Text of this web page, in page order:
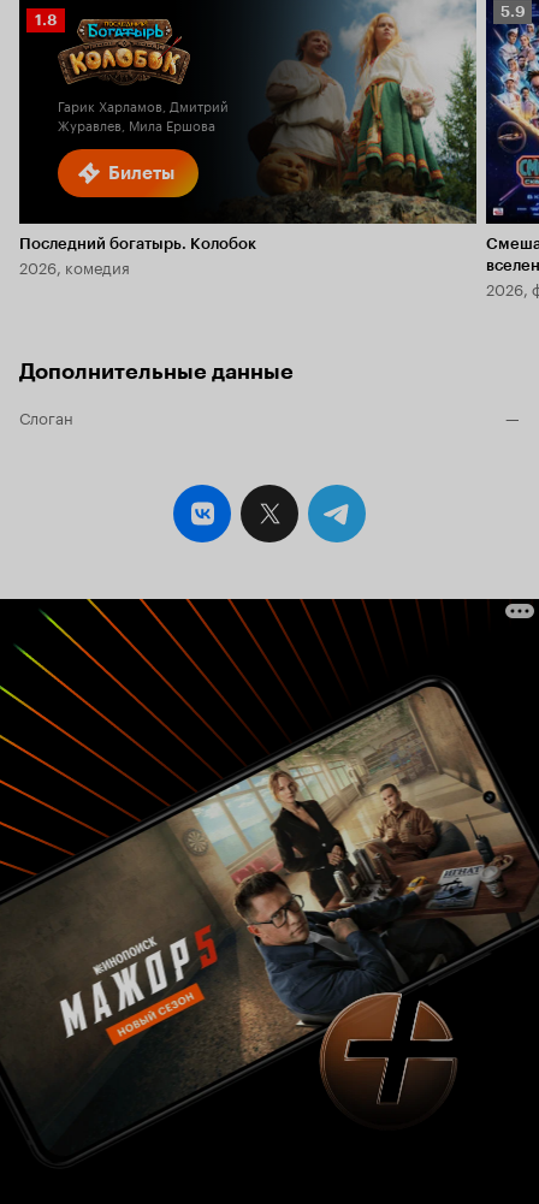
Билеты
Рейтинг
Кинопоиска
1.8
Гарик Харламов, Дмитрий
Журавлев, Мила Ершова
Последний богатырь. Колобок
2026, комедия
5.9
5.9
2026,
Дополнительные данные
Слоган —